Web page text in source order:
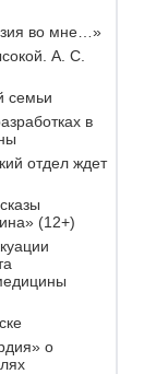
во мне…»
А. С.
семьи
в
отдел ждет
(12+)
о